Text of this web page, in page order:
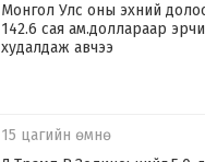
Монгол Улс оны эхний
142.6 сая ам.доллараар
худалдаж авчээ
15 цагийн өмнө